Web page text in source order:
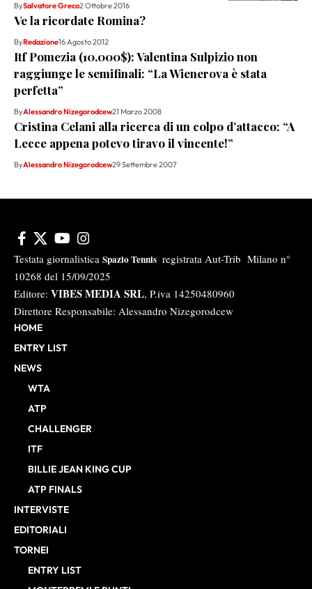
BySalvatore Greco2 Ottobre 2016
Ve la ricordate Romina?
ByRedazione16 Agosto 2012
Itf Pomezia (10.000$): Valentina Sulpizio non
raggiunge le semifinali: “La Wienerova è stata
perfetta”
ByAlessandro Nizegorodcew21 Marzo 2008
Cristina Celani alla ricerca di un colpo d’attacco: “A
Lecce appena potevo tiravo il vincente!”
ByAlessandro Nizegorodcew29 Settembre 2007
Testata giornalistica Spazio Tennis registrata Aut-Trib Milano n°
10268 del 15/09/2025
Editore: VIBES MEDIA SRL, P.iva 14250480960
Direttore Responsabile: Alessandro Nizegorodcew
HOME
ENTRY LIST
NEWS
WTA
ATP
CHALLENGER
ITF
BILLIE JEAN KING CUP
ATP FINALS
INTERVISTE
EDITORIALI
TORNEI
ENTRY LIST